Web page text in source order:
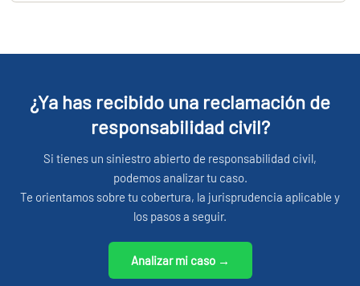
¿Ya has recibido una reclamación de
responsabilidad civil?
Si tienes un siniestro abierto de responsabilidad civil,
podemos analizar tu caso.
Te orientamos sobre tu cobertura, la jurisprudencia aplicable y
los pasos a seguir.
Analizar mi caso →